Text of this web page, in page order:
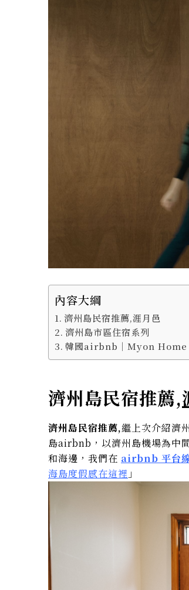
內容大綱
濟州島民宿推薦,涯月邑
濟州島市區住宿系列
韓國airbnb｜Myon
濟州島民宿推薦,
濟州島民宿推薦,繼上次介紹濟
島airbnb，以濟州島機場為中
和海邊，我們在 airbnb 平台
海島度假感在這裡 」